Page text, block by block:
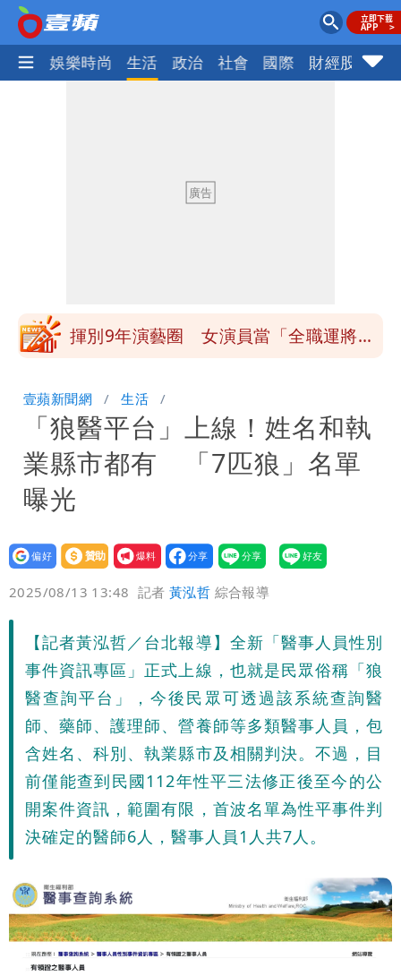
熱門 娛樂時尚 生活 政治 社會 國際 財經股市
回1句笑翻10萬人
白海豚不放假「跟巴威差別在這裡」 蔣
揮別9年演藝圈 女演員當「全職運將」
炸開扁
白海豚發威！內褲掛陽台被吹走 議員神
回1句笑翻10萬人
白海豚不放假「跟巴威差別在這裡」 蔣
萬安：這很清楚標準一致
壹蘋新聞網 生活
「狼醫平台」上線！姓名和執
業縣市都有 「7匹狼」名單
曝光
設為
贊助
我要
爆料
2025/08/13 13:48 記者黃泓哲 綜合報導
【記者黃泓哲／台北報導】全新「醫事人員性別
事件資訊專區」正式上線，也就是民眾俗稱「狼
醫查詢平台」，今後民眾可透過該系統查詢醫
師、藥師、護理師、營養師等多類醫事人員，包
含姓名、科別、執業縣市及相關判決。不過，目
前僅能查到民國112年性平三法修正後至今的公
開案件資訊，範圍有限，首波名單為性平事件判
決確定的醫師6人，醫事人員1人共7人。